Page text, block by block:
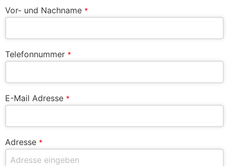
Vor- und Nachname *
Telefonnummer *
E-Mail Adresse *
Adresse *